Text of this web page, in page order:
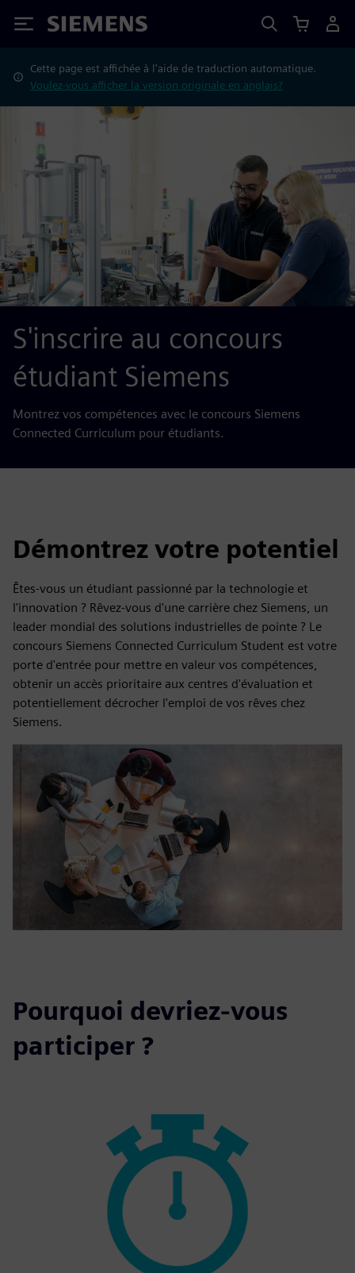
Siemens
Cette page est affichée à l'aide de traduction automatique.
Voulez-vous afficher la version originale en anglais?
S'inscrire au concours
étudiant Siemens
Montrez vos compétences avec le concours Siemens
Connected Curriculum pour étudiants.
Démontrez votre potentiel
Êtes-vous un étudiant passionné par la technologie et
l'innovation ? Rêvez-vous d'une carrière chez Siemens, un
leader mondial des solutions industrielles de pointe ? Le
concours Siemens Connected Curriculum Student est votre
porte d'entrée pour mettre en valeur vos compétences,
obtenir un accès prioritaire aux centres d'évaluation et
potentiellement décrocher l'emploi de vos rêves chez
Siemens.
Pourquoi devriez-vous
participer ?